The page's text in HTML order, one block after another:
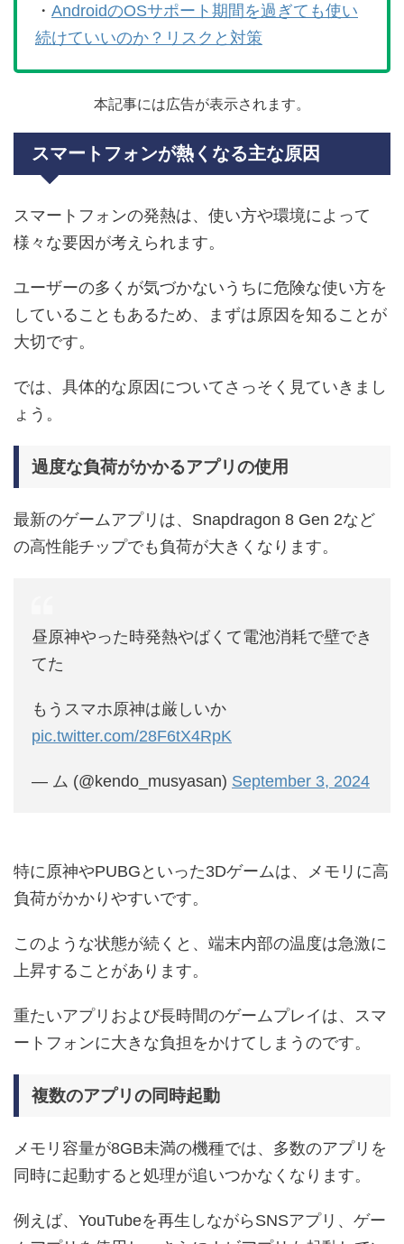
・ AndroidのOSサポート期間を過ぎても使い
続けていいのか？リスクと対策
本記事には広告が表示されます。
スマートフォンが熱くなる主な原因
スマートフォンの発熱は、使い方や環境によって
様々な要因が考えられます。
ユーザーの多くが気づかないうちに危険な使い方を
していることもあるため、まずは原因を知ることが
大切です。
では、具体的な原因についてさっそく見ていきまし
ょう。
過度な負荷がかかるアプリの使用
最新のゲームアプリは、Snapdragon 8 Gen 2など
の高性能チップでも負荷が大きくなります。
昼原神やった時発熱やばくて電池消耗で壁でき
てた
もうスマホ原神は厳しいか
pic.twitter.com/28F6tX4RpK
— ム (@kendo_musyasan) September 3, 2024
特に原神やPUBGといった3Dゲームは、メモリに高
負荷がかかりやすいです。
このような状態が続くと、端末内部の温度は急激に
上昇することがあります。
重たいアプリおよび長時間のゲームプレイは、スマ
ートフォンに大きな負担をかけてしまうのです。
複数のアプリの同時起動
メモリ容量が8GB未満の機種では、多数のアプリを
同時に起動すると処理が追いつかなくなります。
例えば、YouTubeを再生しながらSNSアプリ、ゲー